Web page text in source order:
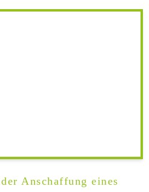
Anschaffung eines